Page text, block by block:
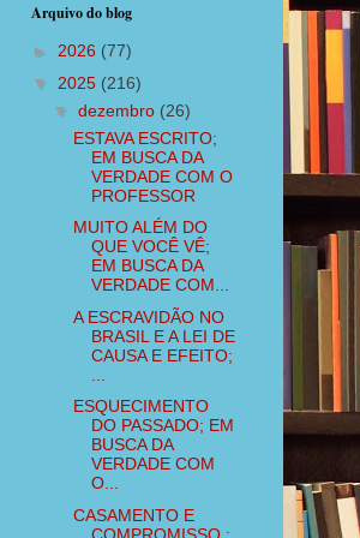
Arquivo do blog
► 2026 (77)
▼ 2025 (216)
▼ dezembro (26)
ESTAVA ESCRITO;
EM BUSCA DA
VERDADE COM O
PROFESSOR
MUITO ALÉM DO
QUE VOCÊ VÊ;
EM BUSCA DA
VERDADE COM...
A ESCRAVIDÃO NO
BRASIL E A LEI DE
CAUSA E EFEITO;
ESQUECIMENTO
DO PASSADO; EM
BUSCA DA
VERDADE COM
O...
CASAMENTO E
COMPROMISSO ;